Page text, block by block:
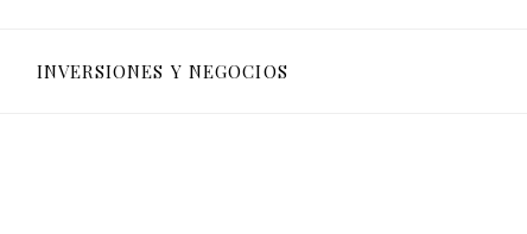
INVERSIONES Y NEGOCIOS